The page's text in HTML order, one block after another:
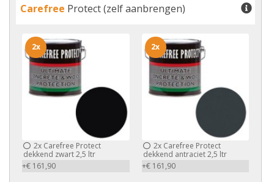
Carefree Protect (zelf aanbrengen)
2x Carefree Protect
dekkend zwart 2,5 ltr
+€ 161,90
2x
2xCarefree Protect
dekkend antraciet 2,5 ltr
+€ 161,90
2x